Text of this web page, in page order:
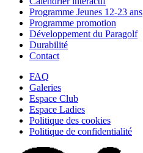
Programme Jeunes 12-23 ans
Programme promotion
Développement du Paragolf
Durabilité
Contact
FAQ
Galeries
Espace Club
Espace Ladies
Politique des cookies
Politique de confidentialité